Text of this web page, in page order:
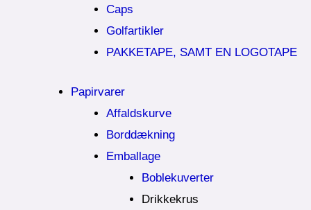
Caps
Golfartikler
PAKKETAPE, SAMT EN LOGOTAPE
Papirvarer
Affaldskurve
Borddækning
Emballage
Boblekuverter
Drikkekrus